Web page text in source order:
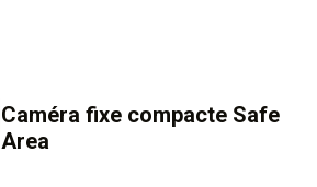
Caméra fixe compacte Safe
Area